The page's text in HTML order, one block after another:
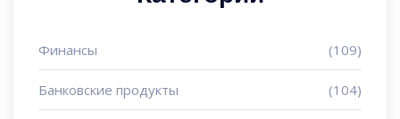
Финансы (109)
Банковские продукты (104)